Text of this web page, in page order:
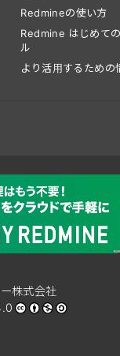
Redmineの使い方
Redmine はじめて
ル
より活用するための
株式会社